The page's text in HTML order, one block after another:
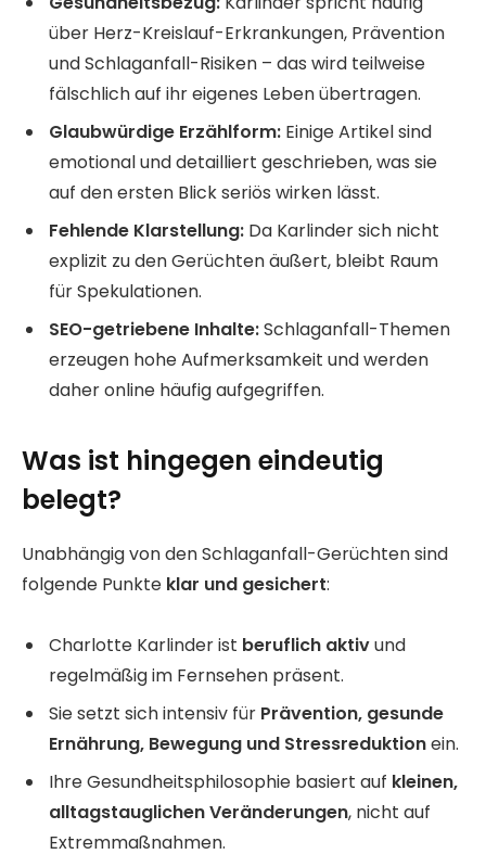
über Herz-Kreislauf-Erkrankungen, Prävention
und Schlaganfall-Risiken – das wird teilweise
fälschlich auf ihr eigenes Leben übertragen.
Glaubwürdige Erzählform: Einige Artikel sind
emotional und detailliert geschrieben, was sie
auf den ersten Blick seriös wirken lässt.
Fehlende Klarstellung: Da Karlinder sich nicht
explizit zu den Gerüchten äußert, bleibt Raum
für Spekulationen.
SEO-getriebene Inhalte:Schlaganfall-Themen
erzeugen hohe Aufmerksamkeit und werden
daher online häufig aufgegriffen.
Was ist hingegen eindeutig
belegt?
Unabhängig von den Schlaganfall-Gerüchten sind
folgende Punkte klar und gesichert:
Charlotte Karlinder ist beruflich aktivund
regelmäßig im Fernsehen präsent.
Sie setzt sich intensiv für Prävention, gesunde
Ernährung, Bewegung und Stressreduktionein.
Ihre Gesundheitsphilosophie basiert auf kleinen,
alltagstauglichen Veränderungen, nicht auf
Extremmaßnahmen.